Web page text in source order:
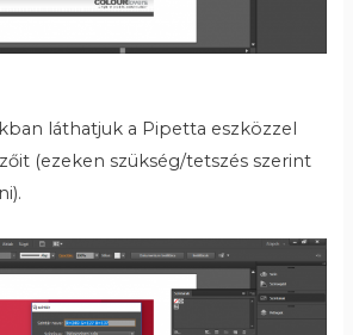
láthatjuk a Pipetta eszközzel
(ezeken szükség/tetszés szerint